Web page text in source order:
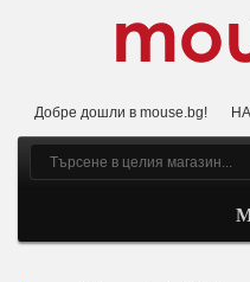
Добре дошли в mouse.bg!